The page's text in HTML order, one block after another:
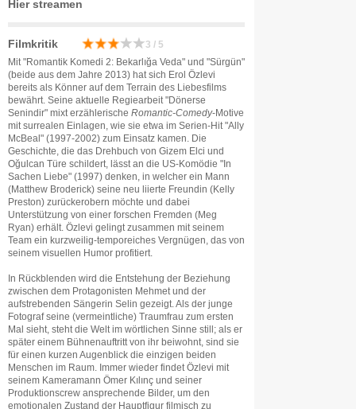
Hier streamen
Filmkritik 3 / 5
Mit "Romantik Komedi 2: Bekarlığa Veda" und "Sürgün"
(beide aus dem Jahre 2013) hat sich Erol Özlevi
bereits als Könner auf dem Terrain des Liebesfilms
bewährt. Seine aktuelle Regiearbeit "Dönerse
Senindir" mixt erzählerische Romantic-Comedy-Motive
mit surrealen Einlagen, wie sie etwa im Serien-Hit "Ally
McBeal" (1997-2002) zum Einsatz kamen. Die
Geschichte, die das Drehbuch von Gizem Elci und
Oğulcan Türe schildert, lässt an die US-Komödie "In
Sachen Liebe" (1997) denken, in welcher ein Mann
(Matthew Broderick) seine neu liierte Freundin (Kelly
Preston) zurückerobern möchte und dabei
Unterstützung von einer forschen Fremden (Meg
Ryan) erhält. Özlevi gelingt zusammen mit seinem
Team ein kurzweilig-temporeiches Vergnügen, das von
seinem visuellen Humor profitiert.
In Rückblenden wird die Entstehung der Beziehung
zwischen dem Protagonisten Mehmet und der
aufstrebenden Sängerin Selin gezeigt. Als der junge
Fotograf seine (vermeintliche) Traumfrau zum ersten
Mal sieht, steht die Welt im wörtlichen Sinne still; als er
später einem Bühnenauftritt von ihr beiwohnt, sind sie
für einen kurzen Augenblick die einzigen beiden
Menschen im Raum. Immer wieder findet Özlevi mit
seinem Kameramann Ömer Kılınç und seiner
Produktionscrew ansprechende Bilder, um den
emotionalen Zustand der Hauptfigur filmisch zu